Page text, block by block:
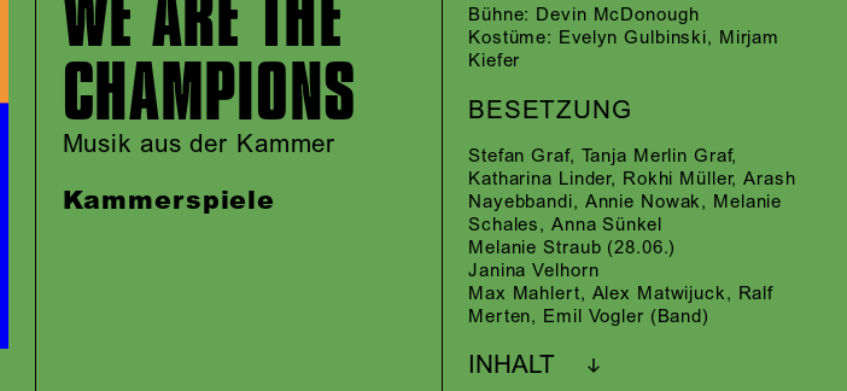
CHAMPIONS
Musik aus der Kammer
Kammerspiele
Bühne: Devin McDonough
Kostüme: Evelyn Gulbinski, Mirjam
Kiefer
BESETZUNG
Stefan Graf, Tanja Merlin Graf,
Katharina Linder, Rokhi Müller,Arash
Nayebbandi, Annie Nowak, Melanie
Schales, Anna Sünkel
Melanie Straub (28.06.)
Janina Velhorn
Max Mahlert, Alex Matwijuck, Ralf
Merten, Emil Vogler (Band)
INHALT